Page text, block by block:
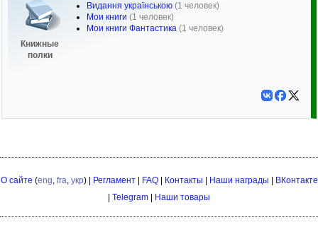
Книжные
полки
Видання українською (1 человек)
Мои книги (1 человек)
Мои книги Фантастика (1 человек)
О сайте (eng, fra, укр) | Регламент| FAQ| Контакты Наши награды
ВКонтакте
Telegram Наши товары